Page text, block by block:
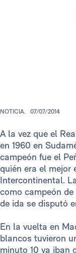
NOTICIA. 07/07/2014
A la vez que el
en 1960 en
campeón fue el
quién era el mejor
Intercontinental.
como campeón
de ida se disputó
En la vuelta en
blancos tuvieron
minuto 10 ya iban